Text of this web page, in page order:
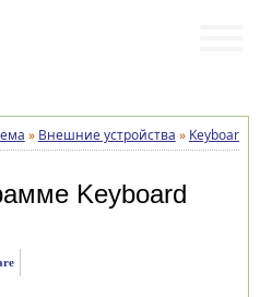
» Внешние устройства » Keyboard
Keyboard